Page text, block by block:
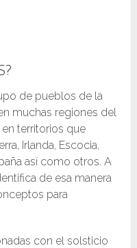
de pueblos de la
muchas regiones del
territorios que
Irlanda, Escocia,
así como otros. A
de esa manera
para
con el solsticio